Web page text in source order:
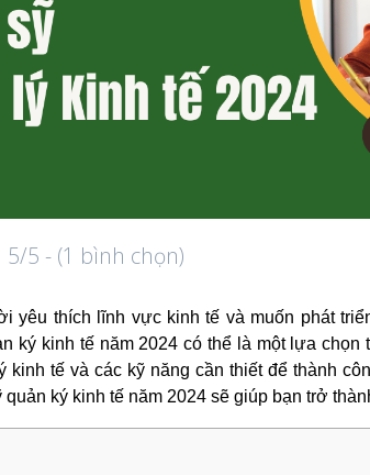
5/5 - (1 bình chọn)
yêu thích lĩnh vực kinh tế và muốn phát
ký kinh tế năm 2024 có thể là một lựa
kinh tế và các kỹ năng cần thiết để thành
ký kinh tế năm 2024 sẽ giúp bạn trở